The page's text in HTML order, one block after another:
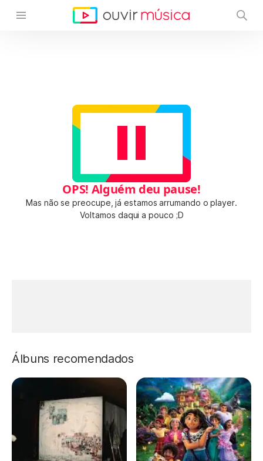
OPS! Alguém deu pause!
Mas não se preocupe, já estamos arrumando o player.
Voltamos daqui a pouco ;D
Álbuns recomendados